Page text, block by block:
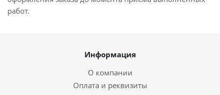
работ.
Информация
О компании
Оплата и реквизиты